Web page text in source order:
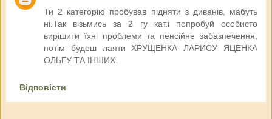
Ти 2 категорію пробував підняти з диванів, мабуть
ні.Так візьмись за 2 гу кат.і попробуй особисто
вирішити їхні проблеми та пенсійне забазпечення,
потім будеш лаяти ХРУЩЕНКА ЛАРИСУ ЯЦЕНКА
ОЛЬГУ ТА ІНШИХ.
Відповісти